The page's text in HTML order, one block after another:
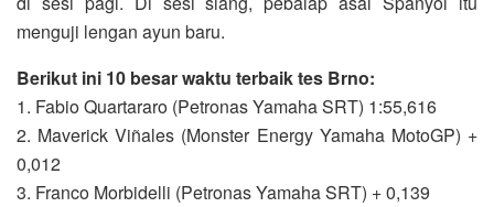
menguji lengan ayun baru.
Berikut ini 10 besar waktu terbaik tes Brno:
1. Fabio Quartararo (Petronas Yamaha SRT) 1:55,616
2. Maverick Viñales (Monster Energy Yamaha MotoGP) +
0,012
3. Franco Morbidelli (Petronas Yamaha SRT) + 0,139